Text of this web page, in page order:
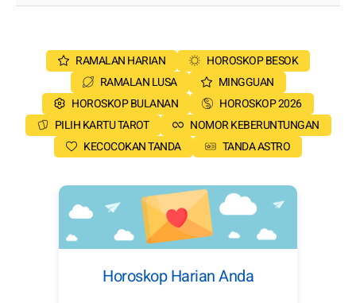
RAMALAN HARIAN
HOROSKOP BESOK
RAMALAN LUSA
MINGGUAN
HOROSKOP BULANAN
HOROSKOP 2026
PILIH KARTU TAROT
NOMOR KEBERUNTUNGAN
KECOCOKAN TANDA
TANDA ASTRO
Horoskop Harian Anda